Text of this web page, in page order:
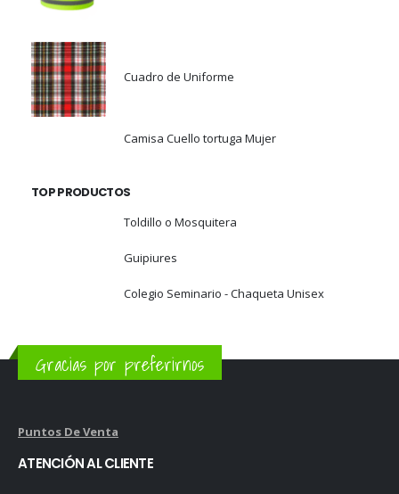
Cuadro de Uniforme
Camisa Cuello tortuga Mujer
TOP PRODUCTOS
Toldillo o Mosquitera
Guipiures
Colegio Seminario - Chaqueta Unisex
Gracias por preferirnos
Puntos De Venta
ATENCIÓN AL CLIENTE